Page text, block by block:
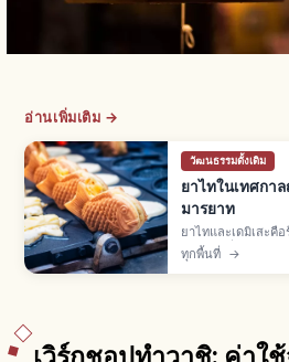
อ่านเพิ่มเติม →
วัฒนธรรมดั้งเดิม
ยาไทในเทศกา
มารยาท
ยาไทและเดมิเสะคื
เทศกาลญี่ปุ่น พบมา
กิโซบะ เบบี้คาสเทล
ทุกพื้นที่ →